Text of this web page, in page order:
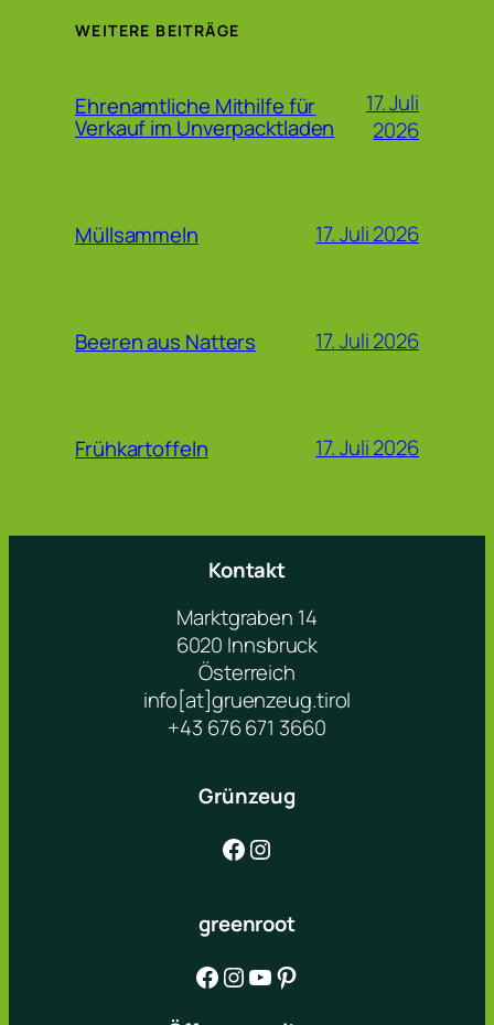
WEITERE BEITRÄGE
Ehrenamtliche Mithilfe für
Verkauf im Unverpacktladen
17. Juli
2026
Müllsammeln 17. Juli 2026
Beeren aus Natters 17. Juli 2026
Frühkartoffeln 17. Juli 2026
Kontakt
Marktgraben 14
6020 Innsbruck
Österreich
info[at]gruenzeug.tirol
+43 676 671 3660
Grünzeug
Facebook Instagram
greenroot
Facebook Instagram YouTube Pinterest